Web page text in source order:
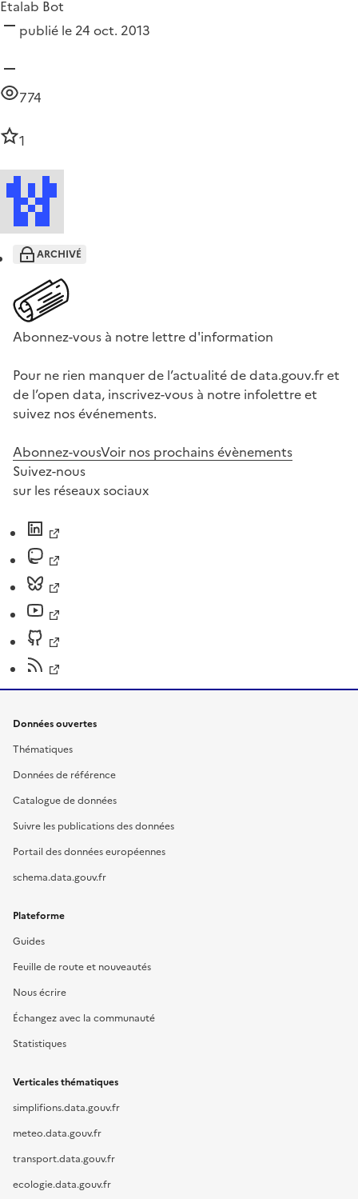
Etalab Bot
publié le 24 oct. 2013
774
1
ARCHIVÉ
Abonnez-vous à notre lettre d'information
Pour ne rien manquer de l’actualité de data.gouv.fr et
de l’open data, inscrivez-vous à notre infolettre et
suivez nos événements.
Abonnez-vousVoir nos prochains évènements
Suivez-nous
sur les réseaux sociaux
Données ouvertes
Thématiques
Données de référence
Catalogue de données
Suivre les publications des données
Portail des données européennes
schema.data.gouv.fr
Plateforme
Guides
Feuille de route et nouveautés
Nous écrire
Échangez avec la communauté
Statistiques
Verticales thématiques
simplifions.data.gouv.fr
meteo.data.gouv.fr
transport.data.gouv.fr
ecologie.data.gouv.fr